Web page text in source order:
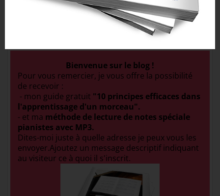
COURS GRATUIT POUR LIRE PLUS VITE